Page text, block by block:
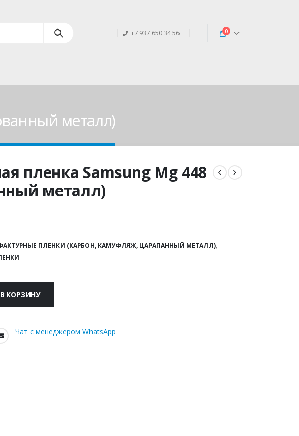
+7 937 650 34 56 0
металл)
пленка Samsung Mg 448
металл)
ПЛЕНКИ (КАРБОН, КАМУФЛЯЖ, ЦАРАПАННЫЙ МЕТАЛЛ),
В КОРЗИНУ
Чат с менеджером WhatsApp